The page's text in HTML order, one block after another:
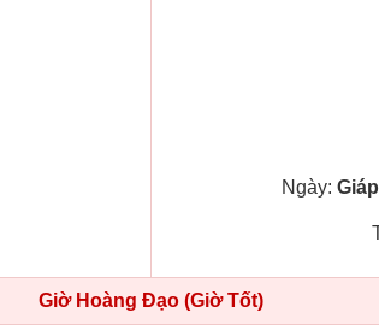
Ngày:
Giờ Hoàng Đạo (Giờ Tốt)